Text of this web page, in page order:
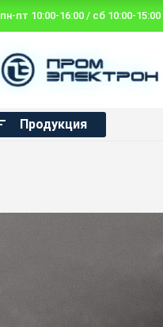
пн-пт 10:00-16:00 / сб 10:00-15:00
Продукция